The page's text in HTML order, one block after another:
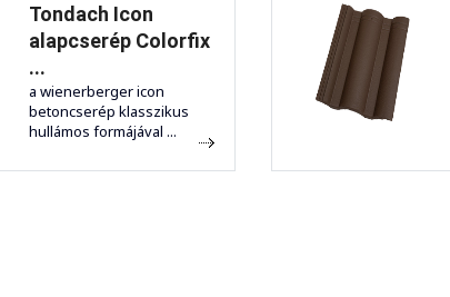
Tondach Icon
alapcserép Colorfix
...
a wienerberger icon
betoncserép klasszikus
hullámos formájával ...